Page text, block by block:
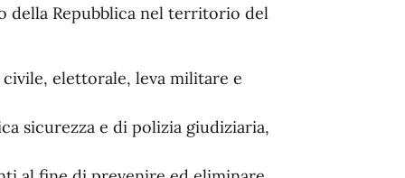
della Repubblica nel territorio del
elettorale, leva militare e
sicurezza e di polizia giudiziaria,